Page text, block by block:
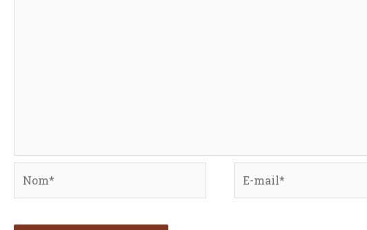
mail*